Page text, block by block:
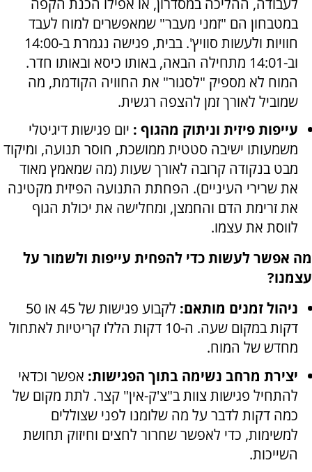
במטבחון הם "זמני מעבר" שמאפשרים למוח לעבד
חוויות ולעשות סוויץ'. בבית, פגישה נגמרת ב-14:00
וב-14:01 מתחילה הבאה, באותו כיסא ובאותו חדר.
המוח לא מספיק "לסגור" את החוויה הקודמת, מה
שמוביל לאורך זמן להצפה רגשית.
עייפות פיזית וניתוק מהגוף : יום פגישות דיגיטלי
משמעותו ישיבה סטטית ממושכת, חוסר תנועה, ומיקוד
מבט בנקודה קרובה לאורך שעות (מה שמאמץ מאוד
את שרירי העיניים). הפחתת התנועה הפיזית מקטינה
את זרימת הדם והחמצן, ומחלישה את יכולת הגוף
לווסת את עצמו.
מה אפשר לעשות כדי להפחית עייפות ולשמור על
עצמנו?
ניהול זמנים מותאם:
לקבוע פגישות של 45 או 50
דקות במקום שעה. ה-10 דקות הללו קריטיות לאתחול
מחדש של המוח.
יצירת מרחב נשימה בתוך הפגישות: אפשר וכדאי
להתחיל פגישות צוות ב"צ'ק-אין" קצר. לתת מקום של
כמה דקות לדבר על מה שלומנו לפני שצוללים
למשימות, כדי לאפשר שחרור לחצים וחיזוק תחושת
השייכות.